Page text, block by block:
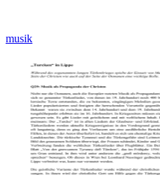
musik